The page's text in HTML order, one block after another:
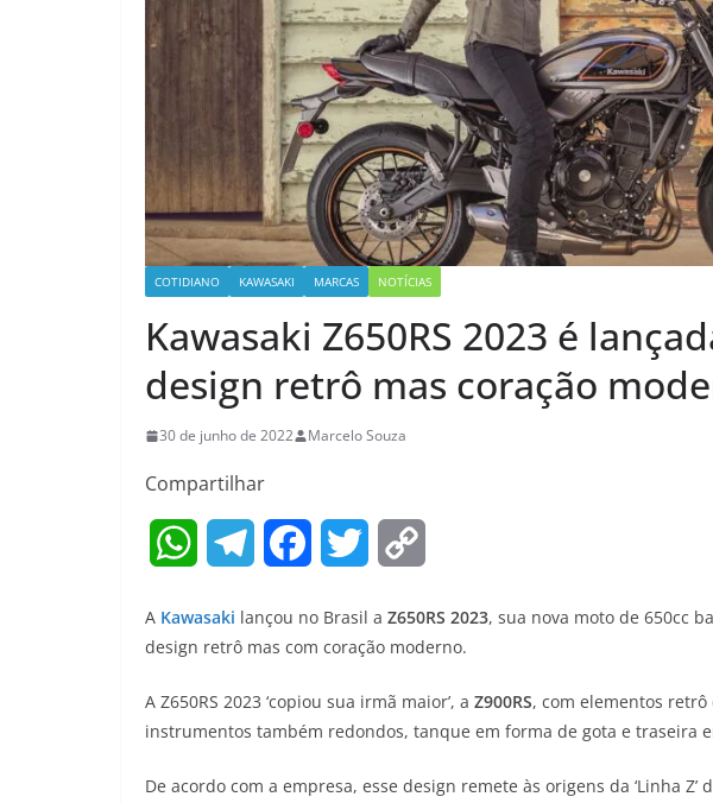
COTIDIANO KAWASAKI MARCAS NOTÍCIAS
Kawasaki Z650RS 2023 é
design retrô mas coração
30 de junho de 2022 Marcelo Souza
Compartilhar
W
a
s
A
l
g
r
c
b
o
i
t
e
p
L
i
A Kawasaki lançou no Brasil a Z650RS 2023, sua nova moto de 650cc
design retrô mas com coração moderno.
A Z650RS 2023 ‘copiou sua irmã maior’, a Z900RS, com elementos
instrumentos também redondos, tanque em forma de gota e traseira
De acordo com a empresa, esse design remete às origens da ‘Linha